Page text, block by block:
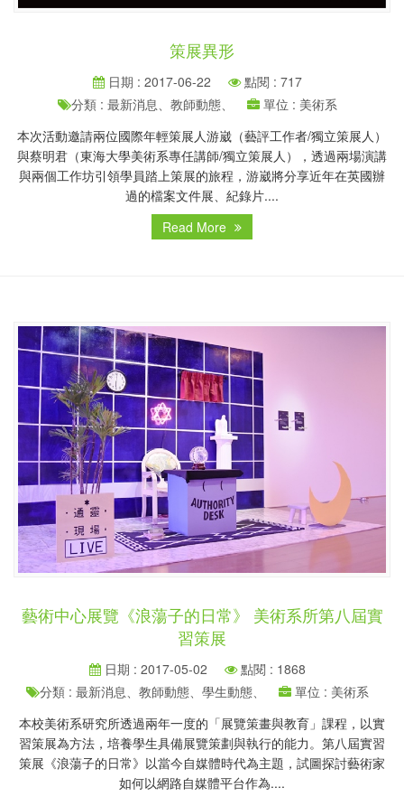
策展異形
日期 : 2017-06-22
點閱 : 717
分類 : 最新消息、教師動態、
單位 : 美術系
本次活動邀請兩位國際年輕策展人游崴（藝評工作者/獨立策展人）
與蔡明君（東海大學美術系專任講師/獨立策展人），透過兩場演講
與兩個工作坊引領學員踏上策展的旅程，游崴將分享近年在英國辦
過的檔案文件展、紀錄片....
Read More
藝術中心展覽《浪蕩子的日常》 美術系所第八屆實
習策展
日期 : 2017-05-02
點閱 : 1868
分類 : 最新消息、教師動態、學生動態、
單位 : 美術系
本校美術系研究所透過兩年一度的「展覽策畫與教育」課程，以實
習策展為方法，培養學生具備展覽策劃與執行的能力。第八屆實習
策展《浪蕩子的日常》以當今自媒體時代為主題，試圖探討藝術家
如何以網路自媒體平台作為....